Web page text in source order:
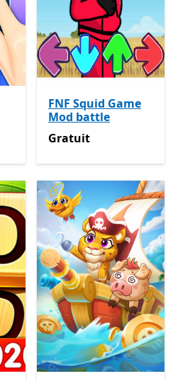
FNF Squid Game
Mod battle
Gratuit
Gratuit